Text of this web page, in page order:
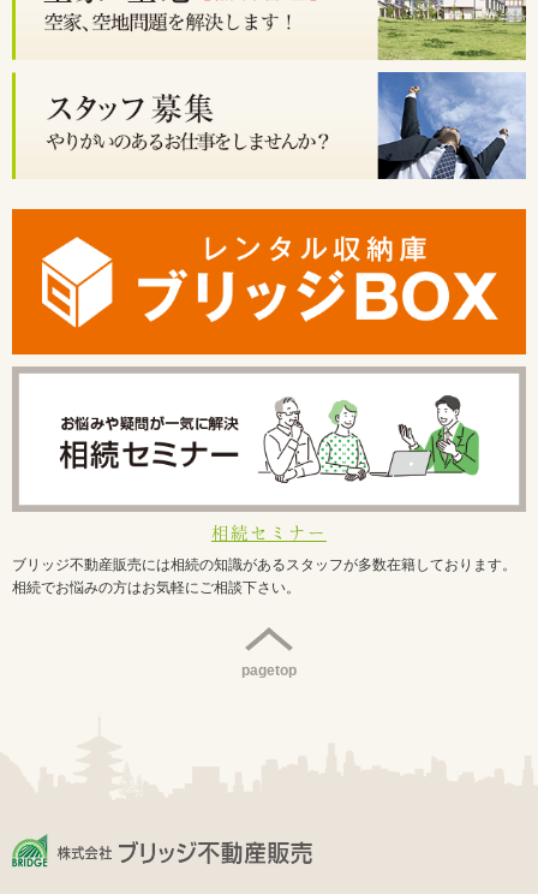
相続セミナー
ブリッジ不動産販売には相続の知識があるスタッフが多数在籍しております。
相続でお悩みの方はお気軽にご相談下さい。
pagetop